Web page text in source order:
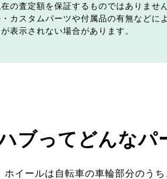
の査定額を保証するものではありません
カスタムパーツや付属品の有無などに
表示されない場合があります。
ブってどんなパ
ホイールは自転車の車輪部分のう